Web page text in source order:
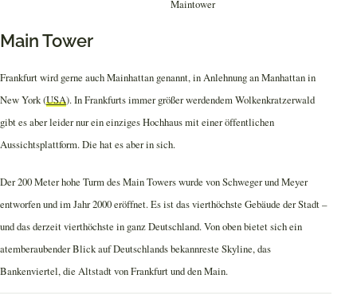
Main Tower
Frankfurt wird gerne auch Mainhattan genannt, in Anlehnung an Manhattan in
New York (USA). In Frankfurts immer größer werdendem Wolkenkratzerwald
gibt es aber leider nur ein einziges Hochhaus mit einer öffentlichen
Aussichtsplattform. Die hat es aber in sich.
Der 200 Meter hohe Turm des Main Towers wurde von Schweger und Meyer
entworfen und im Jahr 2000 eröffnet. Es ist das vierthöchste Gebäude der Stadt –
und das derzeit vierthöchste in ganz Deutschland. Von oben bietet sich ein
atemberaubender Blick auf Deutschlands bekannreste Skyline, das
Bankenviertel, die Altstadt von Frankfurt und den Main.